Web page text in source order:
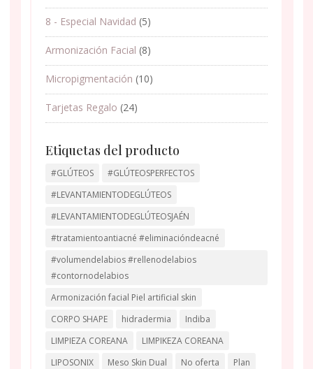
8 - Especial Navidad (5)
Armonización Facial (8)
Micropigmentación (10)
Tarjetas Regalo (24)
Etiquetas del producto
#GLÚTEOS
#GLÚTEOSPERFECTOS
#LEVANTAMIENTODEGLÚTEOS
#LEVANTAMIENTODEGLÚTEOSJAÉN
#tratamientoantiacné #eliminacióndeacné
#volumendelabios #rellenodelabios
#contornodelabios
Armonización facial Piel artificial skin
CORPO SHAPE
hidradermia
Indiba
LIMPIEZA COREANA
LIMPIKEZA COREANA
LIPOSONIX
Meso Skin Dual No oferta
Plan